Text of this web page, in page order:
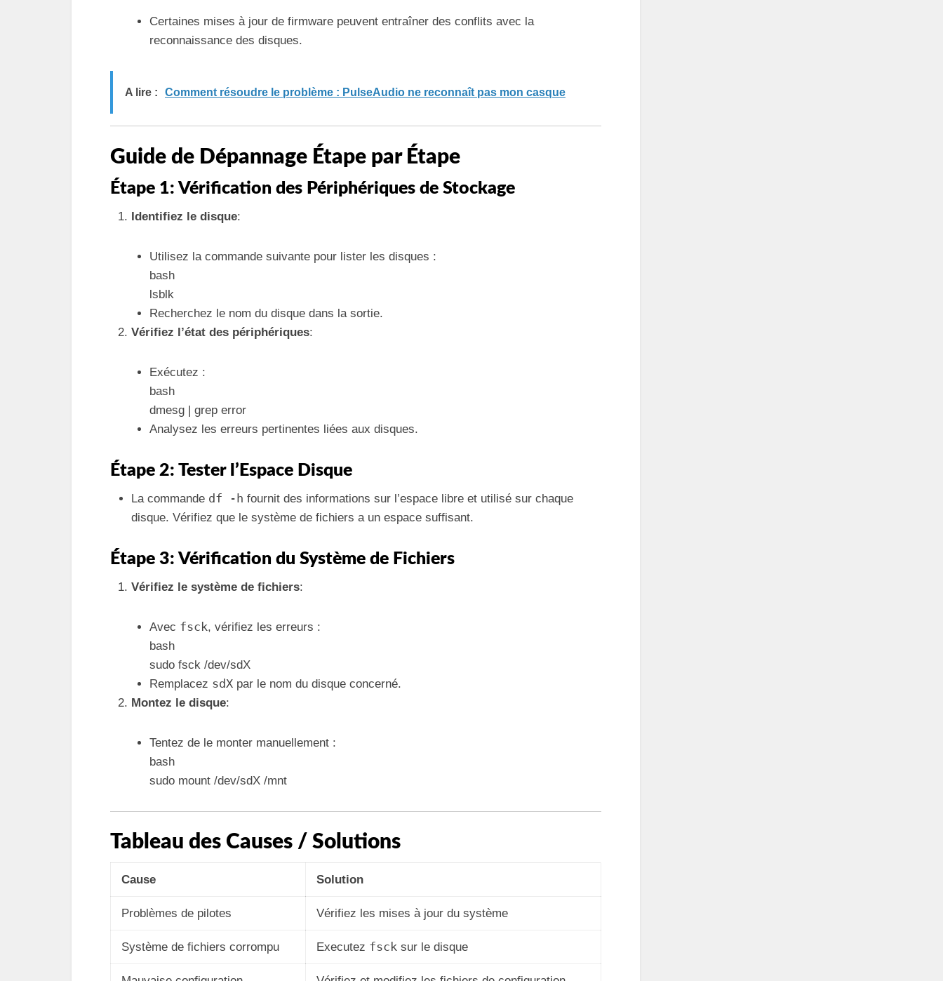
Certaines mises à jour de firmware peuvent entraîner des conflits avec la
reconnaissance des disques.
A lire : Comment résoudre le problème : PulseAudio ne reconnaît pas mon casque
Guide de Dépannage Étape par Étape
Étape 1: Vérification des Périphériques de Stockage
Identifiez le disque:
Utilisez la commande suivante pour lister les disques :
bash
lsblk
Recherchez le nom du disque dans la sortie.
Vérifiez l’état des périphériques:
Exécutez :
bash
dmesg | grep error
Analysez les erreurs pertinentes liées aux disques.
Étape 2: Tester l’Espace Disque
La commande df -h fournit des informations sur l’espace libre et utilisé sur chaque
disque. Vérifiez que le système de fichiers a un espace suffisant.
Étape 3: Vérification du Système de Fichiers
Vérifiez le système de fichiers:
Avec fsck, vérifiez les erreurs :
bash
sudo fsck /dev/sdX
Remplacez sdXpar le nom du disque concerné.
Montez le disque:
Tentez de le monter manuellement :
bash
sudo mount /dev/sdX /mnt
Tableau des Causes / Solutions
Cause Solution
Problèmes de pilotes Vérifiez les mises à jour du système
Système de fichiers corrompu Executez fsck sur le disque